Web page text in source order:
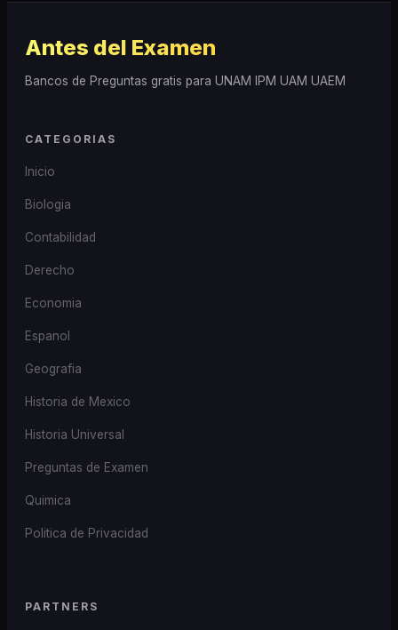
Antes del Examen
Bancos de Preguntas gratis para UNAM IPM UAM UAEM
CATEGORIAS
Inicio
Biologia
Contabilidad
Derecho
Economia
Espanol
Geografia
Historia de Mexico
Historia Universal
Preguntas de Examen
Quimica
Politica de Privacidad
PARTNERS